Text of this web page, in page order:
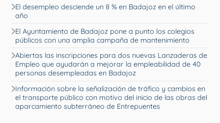
El desempleo desciende un 8 % en Badajoz en el último
año
El Ayuntamiento de Badajoz pone a punto los colegios
públicos con una amplia campaña de mantenimiento
Abiertas las inscripciones para dos nuevas Lanzaderas de
Empleo que ayudarán a mejorar la empleabilidad de 40
personas desempleadas en Badajoz
Información sobre la señalización de tráfico y cambios en
el transporte público con motivo del inicio de las obras del
aparcamiento subterráneo de Entrepuentes